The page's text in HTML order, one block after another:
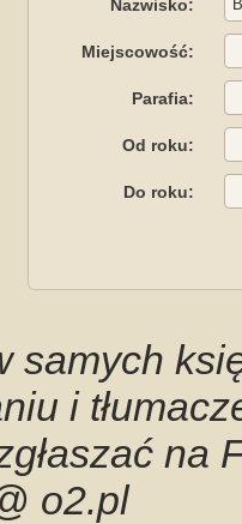
Nazwisko:
Miejscowość:
Parafia:
Od roku:
Do roku:
samych
i
na
o2.pl